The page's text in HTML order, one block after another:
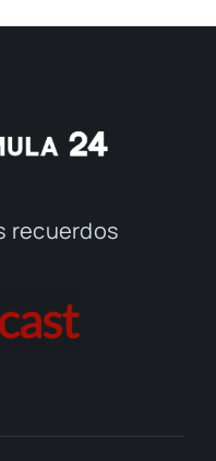
recuerdos